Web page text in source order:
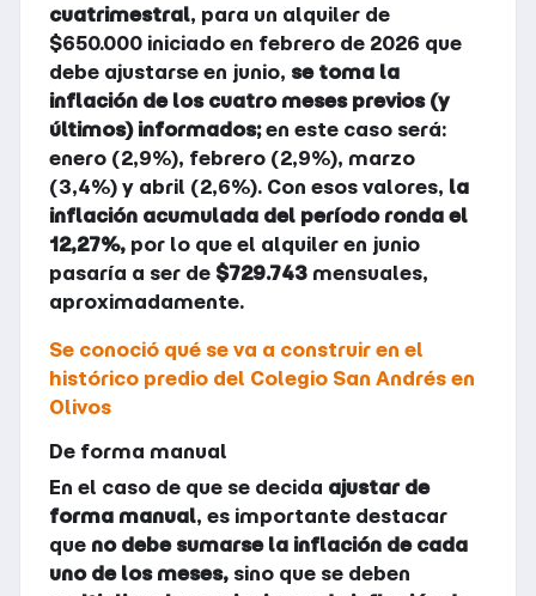
cuatrimestral, para un alquiler de
$650.000 iniciado en febrero de 2026 que
debe ajustarse en junio, se toma la
inflación de los cuatro meses previos (y
últimos) informados;en este caso será:
enero (2,9%), febrero (2,9%), marzo
(3,4%) y abril (2,6%). Con esos valores, la
inflación acumulada del período ronda el
12,27%, por lo que el alquiler en junio
pasaría a ser de $729.743 mensuales,
aproximadamente.
Se conoció qué se va a construir en el
histórico predio del Colegio San Andrés en
Olivos
De forma manual
En el caso de que se decida ajustar de
forma manual, es importante destacar
que no debe sumarse la inflación de cada
uno de los meses, sino que se deben